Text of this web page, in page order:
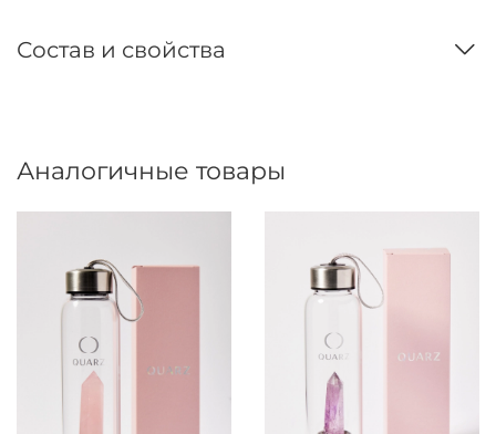
Состав и свойства
Аналогичные товары